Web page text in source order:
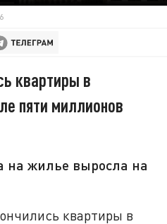
квартиры в
пяти миллионов
на жилье выросла на
квартиры в